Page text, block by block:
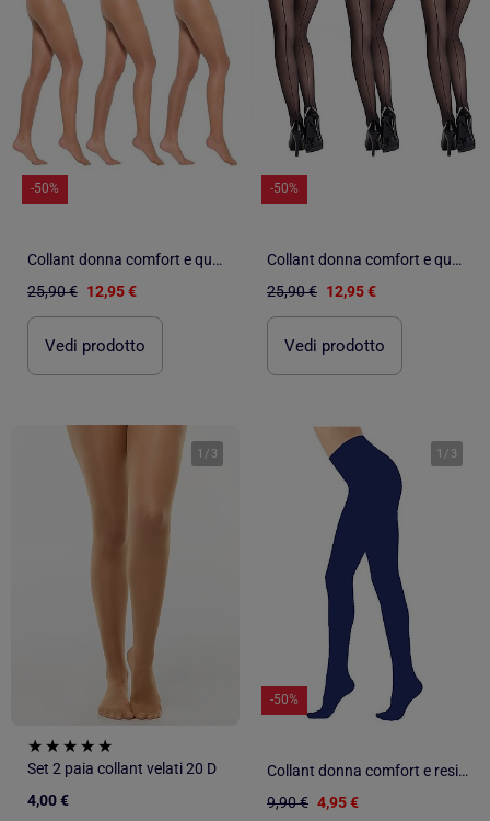
-50%
Collant donna comfort e qualità INFINITIF - Confezione da 3
25,90 € 12,95 €
Vedi prodotto
-50%
Collant donna comfort e qualità INFINITIF - Confezione da 3
25,90 € 12,95 €
Vedi prodotto
1 / 3
Set 2 paia collant velati 20 D
4,00 €
1 / 3
-50%
Collant donna comfort e resistenza DIAMANTINO
9,90 € 4,95 €